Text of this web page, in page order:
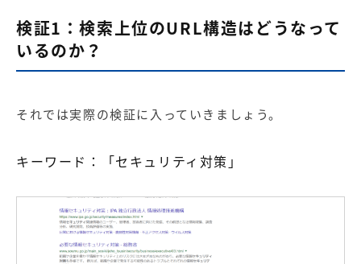
検証1：検索上位のURL構造はどうなって
いるのか？
それでは実際の検証に入っていきましょう。
キーワード：「セキュリティ対策」